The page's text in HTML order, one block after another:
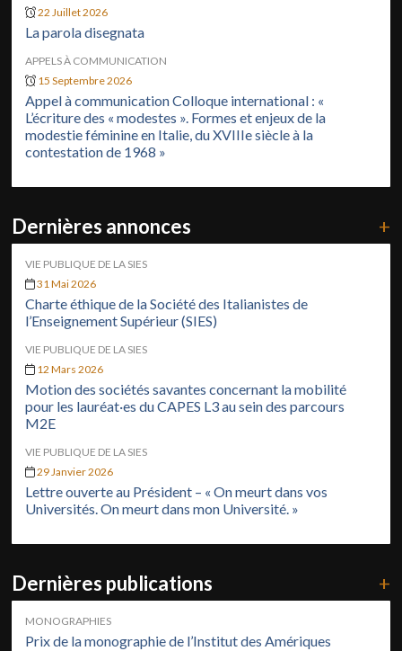
22 Juillet 2026
La parola disegnata
APPELS À COMMUNICATION
15 Septembre 2026
Appel à communication Colloque international : «
L’écriture des « modestes ». Formes et enjeux de la
modestie féminine en Italie, du XVIIIe siècle à la
contestation de 1968 »
Dernières annonces +
VIE PUBLIQUE DE LA SIES
31 Mai 2026
Charte éthique de la Société des Italianistes de
l’Enseignement Supérieur (SIES)
VIE PUBLIQUE DE LA SIES
12 Mars 2026
Motion des sociétés savantes concernant la mobilité
pour les lauréat·es du CAPES L3 au sein des parcours
M2E
VIE PUBLIQUE DE LA SIES
29 Janvier 2026
Lettre ouverte au Président – « On meurt dans vos
Universités. On meurt dans mon Université. »
Dernières publications +
MONOGRAPHIES
Prix de la monographie de l’Institut des Amériques